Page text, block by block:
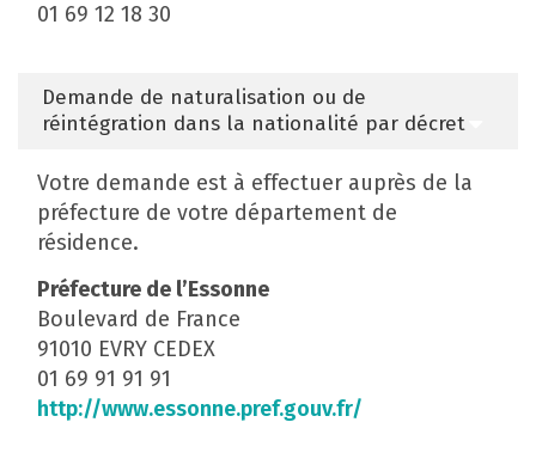
01 69 12 18 30
Demande de naturalisation ou de
réintégration dans la nationalité par décret
Votre demande est à effectuer auprès de la
préfecture de votre département de
résidence.
Préfecture de l’Essonne
Boulevard de France
91010 EVRY CEDEX
01 69 91 91 91
http://www.essonne.pref.gouv.fr/